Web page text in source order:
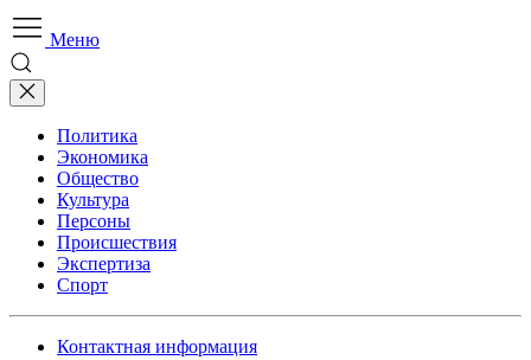
Меню
Политика
Экономика
Общество
Культура
Персоны
Происшествия
Экспертиза
Спорт
Контактная информация